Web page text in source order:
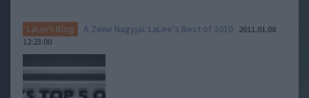
LaLee's Blog A Zene Nagyjai: LaLee's Best of 2010 2011.01.08
12:23:00